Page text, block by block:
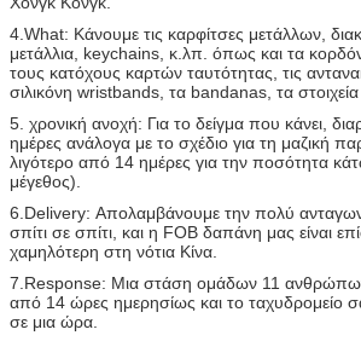
4.What: Κάνουμε τις καρφίτσες μετάλλων,
μετάλλια, keychains, κ.λπ. όπως και τα
τους κατόχους καρτών ταυτότητας, τις
σιλικόνη wristbands, τα bandanas, τα
5. χρονική ανοχή: Για το δείγμα που κάνει,
ημέρες ανάλογα με το σχέδιο για τη μαζική
λιγότερο από 14 ημέρες για την ποσότητα
μέγεθος).
6.Delivery: Απολαμβάνουμε την πολύ
σπίτι σε σπίτι, και η FOB δαπάνη μας είναι
χαμηλότερη στη νότια Κίνα.
7.Response: Μια στάση ομάδων 11
από 14 ώρες ημερησίως και το ταχυδρομείο
σε μια ώρα.